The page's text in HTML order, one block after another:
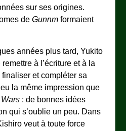
sur ses origines.
deGunnm formaient
années plus tard, Yukito
à l’écriture et à la
et compléter sa
la même impression que
: de bonnes idées
qui s’oublie un peu. Dans
veut à toute force